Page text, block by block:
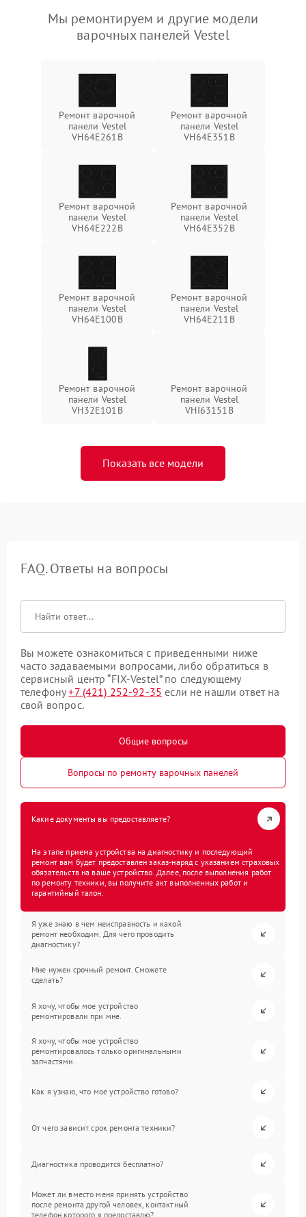
Мы ремонтируем и другие модели
варочных панелей Vestel
Ремонт варочной
панели Vestel
VH64E261B
Ремонт варочной
панели Vestel
VH64E351B
Ремонт варочной
панели Vestel
VH64E222B
Ремонт варочной
панели Vestel
VH64E352B
Ремонт варочной
панели Vestel
VH64E100B
Ремонт варочной
панели Vestel
VH64E211B
Ремонт варочной
панели Vestel
VH32E101B
Ремонт варочной
панели Vestel
VHI63151B
Показать все модели
FAQ. Ответы на вопросы
Вы можете ознакомиться с приведенными ниже
часто задаваемыми вопросами, либо обратиться в
сервисный центр “FIX-Vestel” по следующему
телефону+7 (421) 252-92-35 если не нашли ответ на
свой вопрос.
Общие вопросы
Вопросы по ремонту варочных панелей
Какие документы вы предоставляете?
На этапе приема устройства на диагностику и последующий
ремонт вам будет предоставлен заказ-наряд с указанием страховых
обязательств на ваше устройство. Далее, после выполнения работ
по ремонту техники, вы получите акт выполненных работ и
гарантийный талон.
Я уже знаю в чем неисправность и какой
ремонт необходим. Для чего проводить
диагностику?
Мне нужен срочный ремонт. Сможете
сделать?
Я хочу, чтобы мое устройство
ремонтировали при мне.
Я хочу, чтобы мое устройство
ремонтировалось только оригинальными
запчастями.
Как я узнаю, что мое устройство готово?
От чего зависит срок ремонта техники?
Диагностика проводится бесплатно?
Может ли вместо меня принять устройство
после ремонта другой человек, контактный
телефон которого я предоставлю?